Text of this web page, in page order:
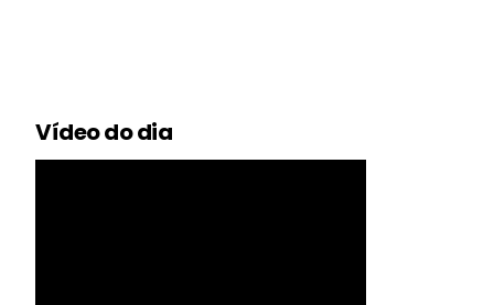
Vídeo do dia